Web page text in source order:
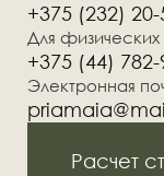
+375 (232)
Для физических
+375 (44)
Электронная
Расчет